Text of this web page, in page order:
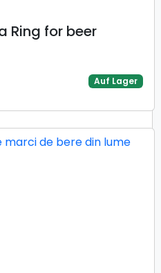
Ring for beer
Auf Lager